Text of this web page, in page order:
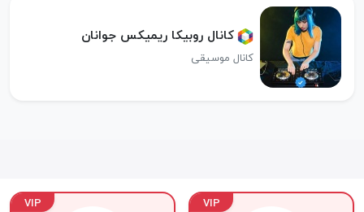
کانال روبیکا ریمیکس جوانان
کانال موسیقی
VIP
VIP